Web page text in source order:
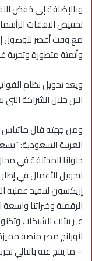
وبالإضافة إلى خفض
تخفيض النفقات
مع وقت أقصر للوصول
وأتمتة متطورة
ويعد تحويل نظام
الىن خلال الشراكة التي
ومن جهته قال
العربية السعودية:
حلولنا المختلفة في
لتحويل الأعمال في إطار
إريكسون لتنفيذ عملية
الرقمنة وخبراتنا
عبر بيئات الشبكات
لأورانج مصر منصة
– ما ينتج عنه بالتالي